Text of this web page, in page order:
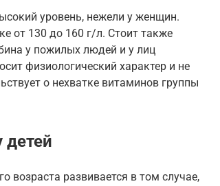
уровень, нежели у женщин.
от 130 до 160 г/л. Стоит также
у пожилых людей и у лиц
физиологический характер и не
о нехватке витаминов группы
возраста развивается в том случае,